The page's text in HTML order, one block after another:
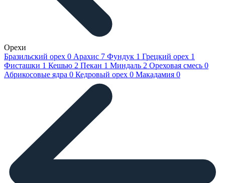
Орехи
Бразильский орех 0 Арахис 7 Фундук 1 Грецкий орех 1
Фисташки 1 Кешью 2 Пекан 1 Миндаль 2 Ореховая смесь 0
Абрикосовые ядра 0 Кедровый орех 0 Макадамия 0